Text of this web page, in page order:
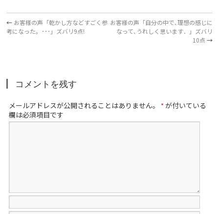
← お客様の声「乾かし方などすごく参
考になった。･･･」ズバリ9点!
お客様の声「自分の中で､理想の感じに
なって､うれしく思います．」ズバリ
10点 →
コメントを残す
メールアドレスが公開されることはありません。 * が付いている
欄は必須項目です